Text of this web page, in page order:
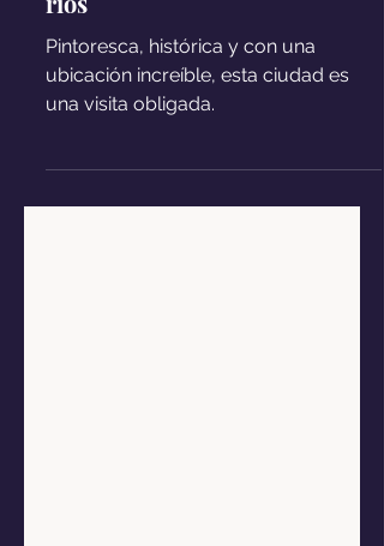
Passau: La ciudad de los tres
ríos
Pintoresca, histórica y con una
ubicación increíble, esta ciudad es